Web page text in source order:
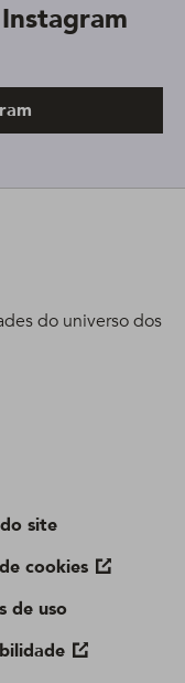
site
cookies
de uso
do universo dos